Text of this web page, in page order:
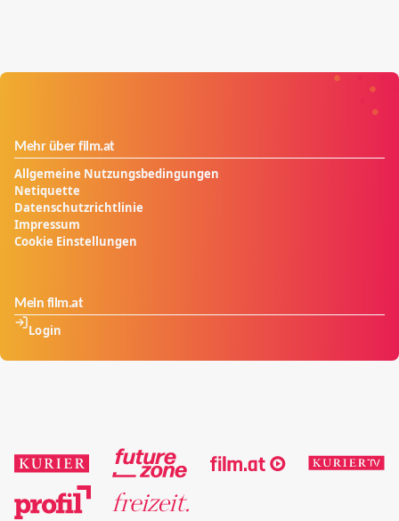
retten.
Mehr über film.at
Allgemeine Nutzungsbedingungen
Netiquette
Datenschutzrichtlinie
Impressum
Cookie Einstellungen
Mein film.at
Login